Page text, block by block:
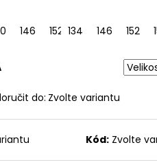
146 152 158 164
134 146 152
do: Zvolte variantu
Kód: Zvolte